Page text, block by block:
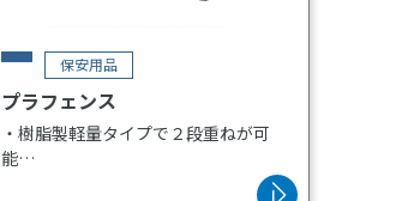
保安用品
プラフェンス
・樹脂製軽量タイプで２段重ねが可
能
・汚れの残りにくい丸棒メッシュを